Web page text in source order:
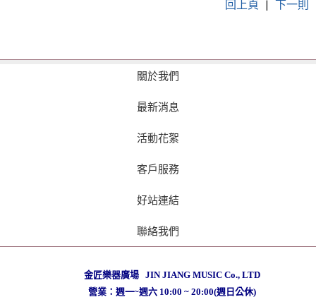
回上頁 | 下一則
關於我們
最新消息
活動花絮
客戶服務
好站連結
聯絡我們
金匠樂器廣場 JIN JIANG MUSIC Co., LTD
營業：週一~週六 10:00 ~ 20:00(週日公休)